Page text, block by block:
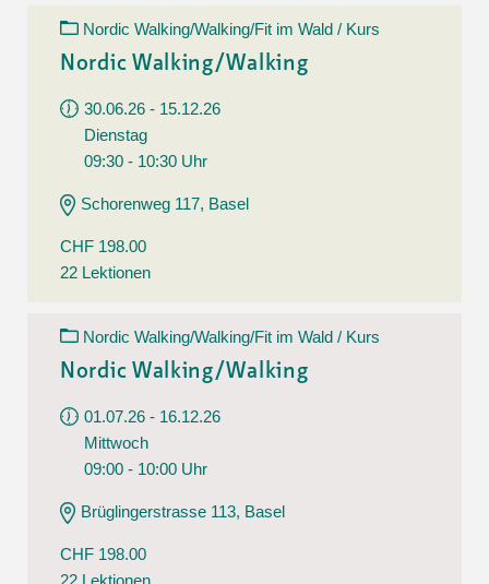
Nordic Walking/Walking/Fit im Wald / Kurs
Nordic Walking/Walking
30.06.26 - 15.12.26
Dienstag
09:30 - 10:30 Uhr
Schorenweg 117, Basel
CHF 198.00
22 Lektionen
Nordic Walking/Walking/Fit im Wald / Kurs
Nordic Walking/Walking
01.07.26 - 16.12.26
Mittwoch
09:00 - 10:00 Uhr
Brüglingerstrasse 113, Basel
CHF 198.00
22 Lektionen